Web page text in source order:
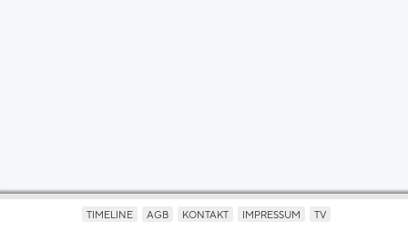
TIMELINE AGB KONTAKT IMPRESSUM TV